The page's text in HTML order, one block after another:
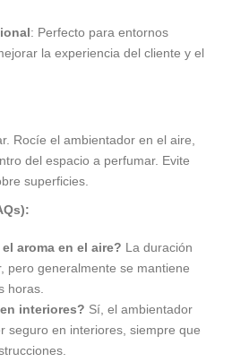
: Perfecto para entornos
la experiencia del cliente y el
Rocíe el ambientador en el aire,
del espacio a perfumar. Evite
superficies.
aroma en el aire? La duración
pero generalmente se mantiene
horas.
interiores? Sí, el ambientador
seguro en interiores, siempre que